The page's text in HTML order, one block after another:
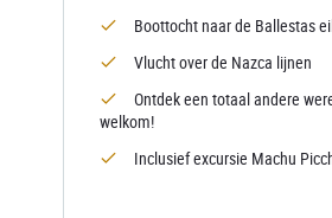
Boottocht naar de Ballestas
Vlucht over de Nazca lijnen
Ontdek een totaal andere
welkom!
Inclusief excursie Machu